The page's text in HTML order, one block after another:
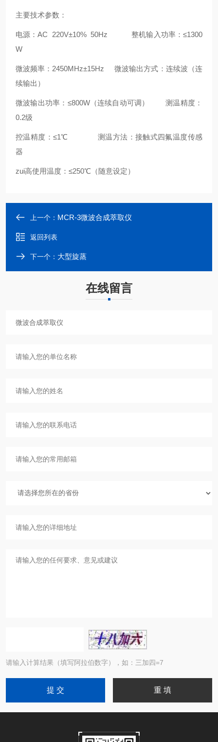
主要技术参数：
电源：AC 220V±10% 50Hz 整机输入功率：≤1300
W
微波频率：2450MHz±15Hz 微波输出方式：连续波（连
续输出）
微波输出功率：≤800W（连续自动可调） 测温精度：
0.2级
控温精度：≤1℃ 测温方法：接触式四氟温度传感
器
zui高使用温度：≤250℃（随意设定）
上一个： MCR-3微波合成萃取仪
返回列表
下一个： 大型旋蒸
在线留言
请输入计算结果（填写阿拉伯数字），如：三加四=7